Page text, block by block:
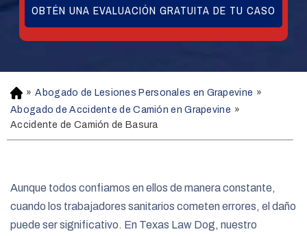
H
o
m
e
» Abogado de Lesiones Personales en Grapevine »
Abogado de Accidente de Camión en Grapevine »
Accidente de Camión de Basura
Aunque todos confiamos en ellos de manera constante,
cuando los trabajadores sanitarios cometen errores, el daño
puede ser significativo. En Texas Law Dog, nuestro